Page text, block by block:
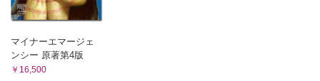
マイナーエマージェ
ンシー 原著第4版
￥16,500